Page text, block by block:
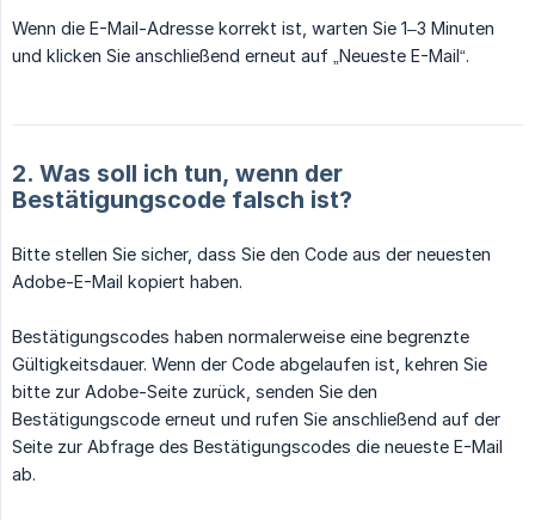
Wenn die E-Mail-Adresse korrekt ist, warten Sie 1–3 Minuten
und klicken Sie anschließend erneut auf „Neueste E-Mail“.
2. Was soll ich tun, wenn der
Bestätigungscode falsch ist?
Bitte stellen Sie sicher, dass Sie den Code aus der neuesten
Adobe-E-Mail kopiert haben.
Bestätigungscodes haben normalerweise eine begrenzte
Gültigkeitsdauer. Wenn der Code abgelaufen ist, kehren Sie
bitte zur Adobe-Seite zurück, senden Sie den
Bestätigungscode erneut und rufen Sie anschließend auf der
Seite zur Abfrage des Bestätigungscodes die neueste E-Mail
ab.